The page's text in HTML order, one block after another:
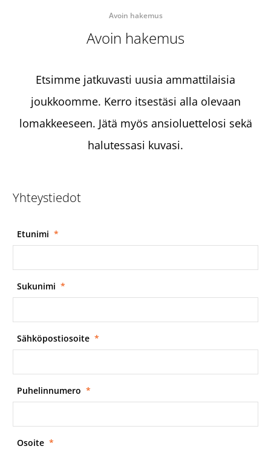
Avoin hakemus
Avoin hakemus
Etsimme jatkuvasti uusia ammattilaisia
joukkoomme. Kerro itsestäsi alla olevaan
lomakkeeseen. Jätä myös ansioluettelosi sekä
halutessasi kuvasi.
Yhteystiedot
Etunimi *
Sukunimi *
Sähköpostiosoite *
Puhelinnumero *
Osoite *